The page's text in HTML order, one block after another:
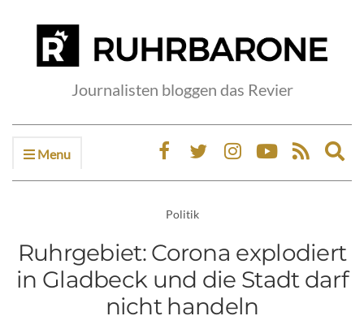
Journalisten bloggen das Revier
Menu
Politik
Ruhrgebiet: Corona explodiert
in Gladbeck und die Stadt darf
nicht handeln